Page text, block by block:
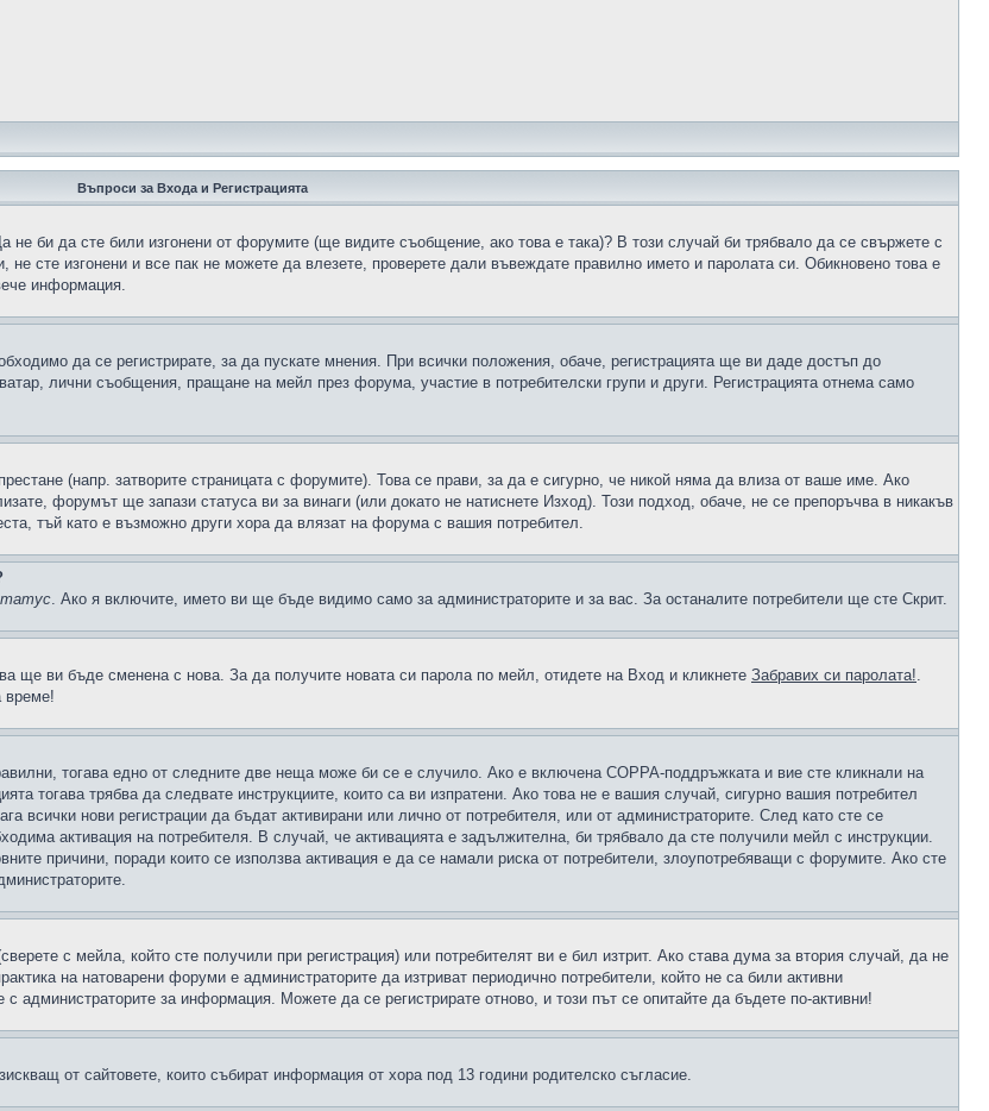
Въпроси за Входа и Регистрацията
не би да сте били изгонени от форумите (ще видите съобщение, ако това е така)? В този случай би трябвало да се свържете с
не сте изгонени и все пак не можете да влезете, проверете дали въвеждате правилно името и паролата си. Обикновено това е
информация.
да се регистрирате, за да пускате мнения. При всички положения, обаче, регистрацията ще ви даде достъп до
лични съобщения, пращане на мейл през форума, участие в потребителски групи и други. Регистрацията отнема само
(напр. затворите страницата с форумите). Това се прави, за да е сигурно, че никой няма да влиза от ваше име. Ако
форумът ще запази статуса ви за винаги (или докато не натиснете Изход). Този подход, обаче, не се препоръчва в никакъв
тъй като е възможно други хора да влязат на форума с вашия потребител.
. Ако я включите, името ви ще бъде видимо само за администраторите и за вас. За останалите потребители ще сте Скрит.
ще ви бъде сменена с нова. За да получите новата си парола по мейл, отидете на Вход и кликнете Забравих си паролата!.
време!
тогава едно от следните две неща може би се е случило. Ако е включена COPPA-поддръжката и вие сте кликнали на
тогава трябва да следвате инструкциите, които са ви изпратени. Ако това не е вашия случай, сигурно вашия потребител
всички нови регистрации да бъдат активирани или лично от потребителя, или от администраторите. След като сте се
активация на потребителя. В случай, че активацията е задължителна, би трябвало да сте получили мейл с инструкции.
причини, поради които се използва активация е да се намали риска от потребители, злоупотребяващи с форумите. Ако сте
с мейла, който сте получили при регистрация) или потребителят ви е бил изтрит. Ако става дума за втория случай, да не
на натоварени форуми е администраторите да изтриват периодично потребители, който не са били активни
за информация. Можете да се регистрирате отново, и този път се опитайте да бъдете по-активни!
от сайтовете, които събират информация от хора под 13 години родителско съгласие.